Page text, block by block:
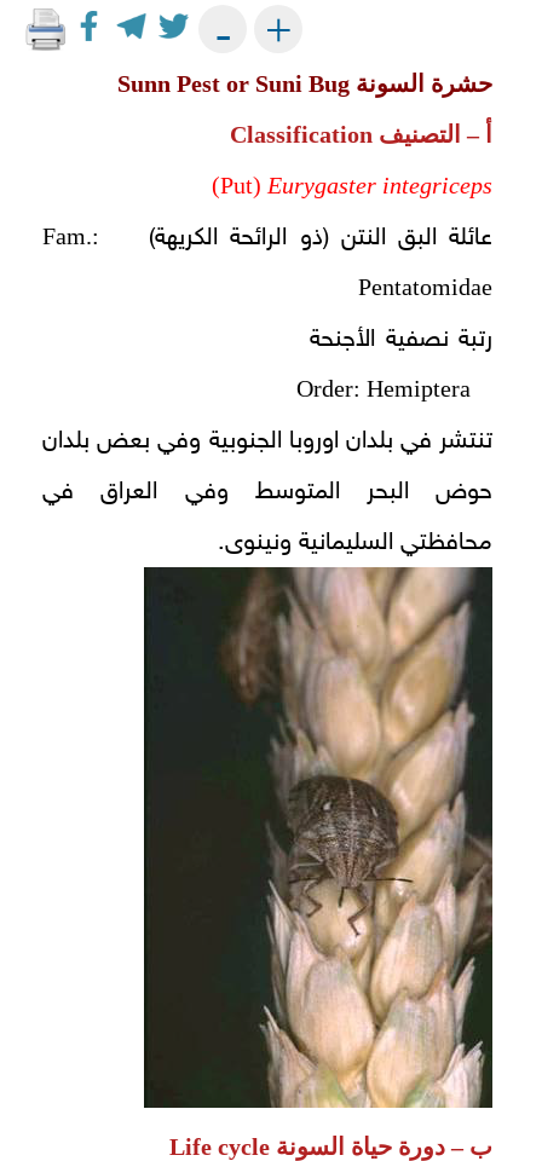
+
-
حشرة السونة Sunn Pest or Suni Bug
أ – التصنيف Classification
Eurygaster integriceps
(Put)
عائلة البق النتن (ذو الرائحة الكريهة)
Fam.:
Pentatomidae
رتبة نصفية الأجنحة
Order: Hemiptera
تنتشر في بلدان اوروبا الجنوبية وفي بعض بلدان
حوض البحر المتوسط وفي العراق في
محافظتي السليمانية ونينوى.
ب – دورة حياة السونة Life cycle